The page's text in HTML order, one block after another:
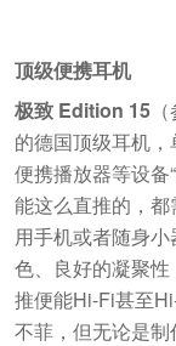
顶级便携耳机
极致 Edition 15
的德国顶级耳机
便携播放器等设备
能这么直推的，
用手机或者随身
色、良好的凝聚
推便能Hi-Fi甚至
不菲，但无论是制